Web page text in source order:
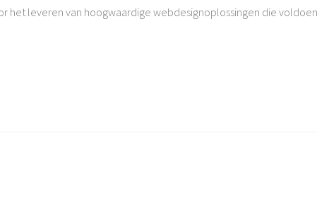
het leveren van hoogwaardige webdesignoplossingen die